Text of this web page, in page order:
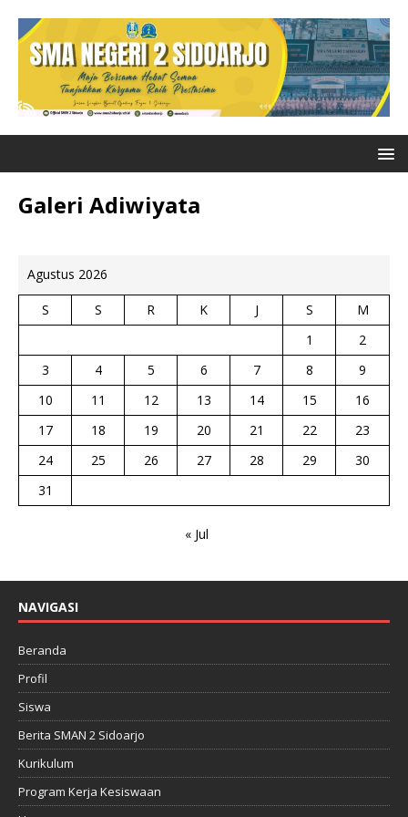
Galeri Adiwiyata
Agustus 2026
S S R K J S
M
1
2
3
4 5 6 7 8
9
10
11 12 13 14 15
16
17
18 19 20 21 22
23
24
25 26 27 28 29
30
31
« Jul
NAVIGASI
Beranda
Profil
Siswa
Berita SMAN 2 Sidoarjo
Kurikulum
Program Kerja Kesiswaan